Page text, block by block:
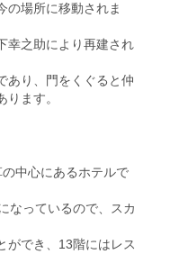
の場所に移動されま
幸之助により再建され
あり、門をくぐると仲
ます。
中心にあるホテルで
なっているので、スカ
ができ、13階にはレス